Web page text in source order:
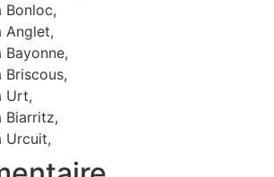
Bonloc,
Anglet,
Urt,
Biarritz,
Urcuit,